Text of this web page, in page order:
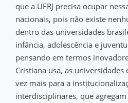
que a UFRJ precisa ocupar
nacionais, pois não existe
dentro das universidades
infância, adolescência e
pensando em termos
Cristiana usa, as
vez mais para a
interdisciplinares, que